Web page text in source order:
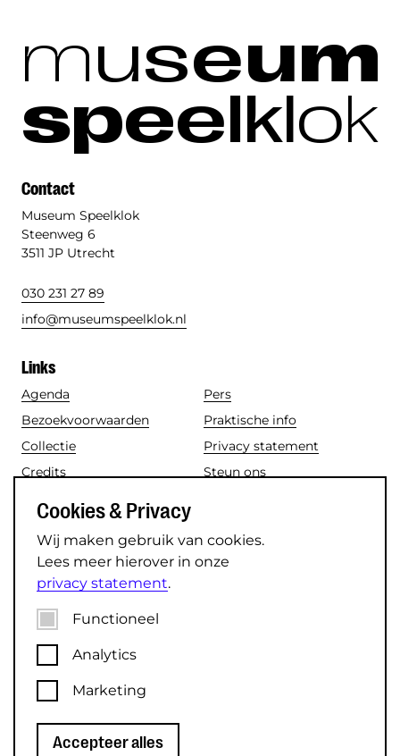
Cookies & Privacy
Wij maken gebruik van cookies.
Lees meer hierover in onze
privacy statement.
Functioneel
Analytics
Marketing
Accepteer alles
museum
speelklok
Contact
Museum Speelklok
Steenweg 6
3511 JP Utrecht
030 231 27 89
info@museumspeelklok.nl
Links
Agenda
Bezoekvoorwaarden
Collectie
Credits
Nieuws
Pers
Praktische info
Privacy statement
Steun ons
Social media
Instagram
Facebook
YouTube
© 2026 Museum Speelklok.